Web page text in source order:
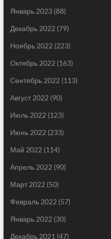
Январь 2023(88)
Декабрь 2022 (79)
Ноябрь 2022 (223)
Октябрь 2022 (163)
Сентябрь 2022 (113)
Август 2022 (90)
Июль 2022 (123)
Июнь 2022 (233)
Май 2022 (114)
Апрель 2022 (90)
Март 2022 (50)
Февраль 2022 (57)
Январь 2022 (30)
Декабрь 2021 (47)